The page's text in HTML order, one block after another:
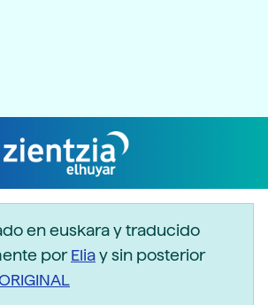
en euskara y traducido
porEliay sin posterior